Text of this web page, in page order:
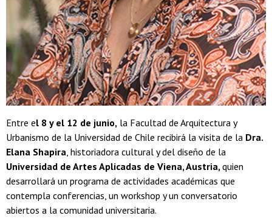
Entre el 8 y el 12 de junio, la Facultad de Arquitectura y
Urbanismo de la Universidad de Chile recibirá la visita de la Dra.
Elana Shapira, historiadora cultural y del diseño de la
Universidad de Artes Aplicadas de Viena, Austria,quien
desarrollará un programa de actividades académicas que
contempla conferencias, un workshop y un conversatorio
abiertos a la comunidad universitaria.